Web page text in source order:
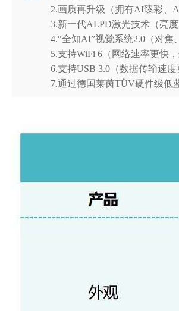
2.画质再升级（拥有AI臻彩、
3.新一代ALPD激光技术（亮
4.“全知AI”视觉系统2.0（对焦
5.支持WiFi 6（网络速率更快
6.支持USB 3.0（数据传输速度
7.通过德国莱茵TÜV硬件级低